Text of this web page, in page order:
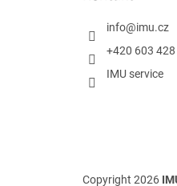
info@imu.cz
+420 603 428
IMU service
Copyright 2026